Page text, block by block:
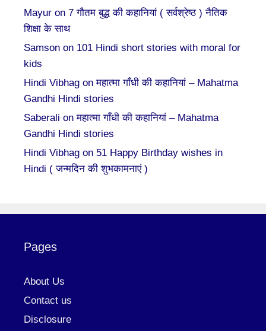
Mayur on 7 गौतम बुद्ध की कहानियां ( सर्वश्रेष्ठ ) नैतिक
शिक्षा के साथ
Samson on 101 Hindi short stories with moral for
kids
Hindi Vibhag onमहात्मा गाँधी की कहानियां – Mahatma
Gandhi Hindi stories
Saberali onमहात्मा गाँधी की कहानियां – Mahatma
Gandhi Hindi stories
Hindi Vibhag on 51 Happy Birthday wishes in
Hindi ( जन्मदिन की शुभकामनाएं )
Pages
About Us
Contact us
Disclosure